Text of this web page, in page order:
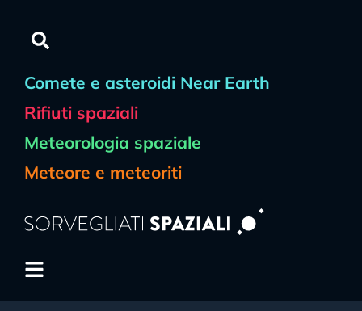
Comete e asteroidi Near Earth
Rifiuti spaziali
Meteorologia spaziale
Meteore e meteoriti